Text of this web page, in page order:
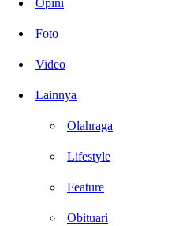
Opini
Foto
Video
Lainnya
Olahraga
Lifestyle
Feature
Obituari